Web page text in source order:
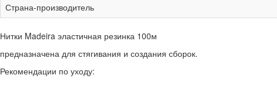
Страна-производитель
Нитки Madeira эластичная резинка 100м
предназначена для стягивания и создания сборок.
Рекомендации по уходу: